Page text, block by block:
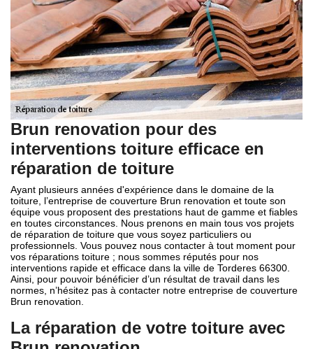
Brun renovation pour des
interventions toiture efficace en
réparation de toiture
Ayant plusieurs années d'expérience dans le domaine de la
toiture, l’entreprise de couverture Brun renovation et toute son
équipe vous proposent des prestations haut de gamme et fiables
en toutes circonstances. Nous prenons en main tous vos projets
de réparation de toiture que vous soyez particuliers ou
professionnels. Vous pouvez nous contacter à tout moment pour
vos réparations toiture ; nous sommes réputés pour nos
interventions rapide et efficace dans la ville de Torderes 66300.
Ainsi, pour pouvoir bénéficier d’un résultat de travail dans les
normes, n’hésitez pas à contacter notre entreprise de couverture
Brun renovation.
La réparation de votre toiture avec